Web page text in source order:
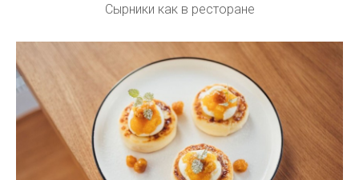
Сырники как в ресторане